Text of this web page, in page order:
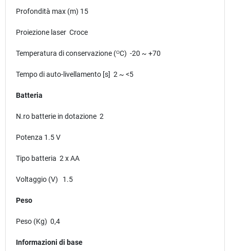
Profondità max (m) 15
Proiezione laser Croce
Temperatura di conservazione (ᴼC) -20 ~ +70
Tempo di auto-livellamento [s] 2 ~ <5
Batteria
N.ro batterie in dotazione 2
Potenza 1.5 V
Tipo batteria 2 x AA
Voltaggio (V) 1.5
Peso
Peso (Kg) 0,4
Informazioni di base